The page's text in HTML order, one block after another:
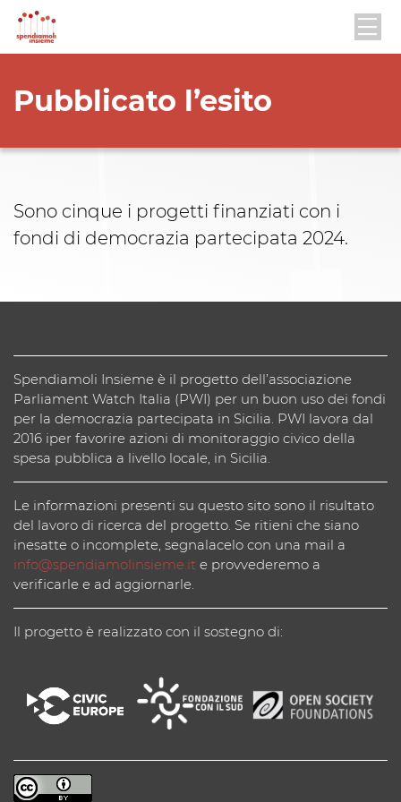
Pubblicato l’esito
Sono cinque i progetti finanziati con i
fondi di democrazia partecipata 2024.
Spendiamoli Insieme è il progetto dell’associazione
Parliament Watch Italia (PWI) per un buon uso dei fondi
per la democrazia partecipata in Sicilia. PWI lavora dal
2016 iper favorire azioni di monitoraggio civico della
spesa pubblica a livello locale, in Sicilia.
Le informazioni presenti su questo sito sono il risultato
del lavoro di ricerca del progetto. Se ritieni che siano
inesatte o incomplete, segnalacelo con una mail a
info@spendiamolinsieme.it e provvederemo a
verificarle e ad aggiornarle.
Il progetto è realizzato con il sostegno di: